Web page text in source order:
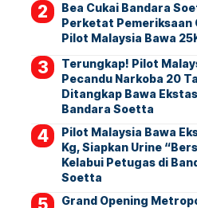
Bea Cukai Bandara
Perketat Pemeriksaan
Pilot Malaysia Bawa
Terungkap! Pilot
Pecandu Narkoba 20
Ditangkap Bawa
Bandara Soetta
Pilot Malaysia Bawa
Kg, Siapkan Urine
Kelabui Petugas di
Soetta
Grand Opening